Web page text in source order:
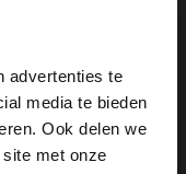
advertenties te
media te bieden
Ook delen we
met onze
und
Marke
wir
Nubuk-
×